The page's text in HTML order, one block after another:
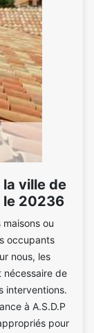
ville de
le 20236
ou
occupants
nous, les
nécessaire de
interventions.
à A.S.D.P
pour